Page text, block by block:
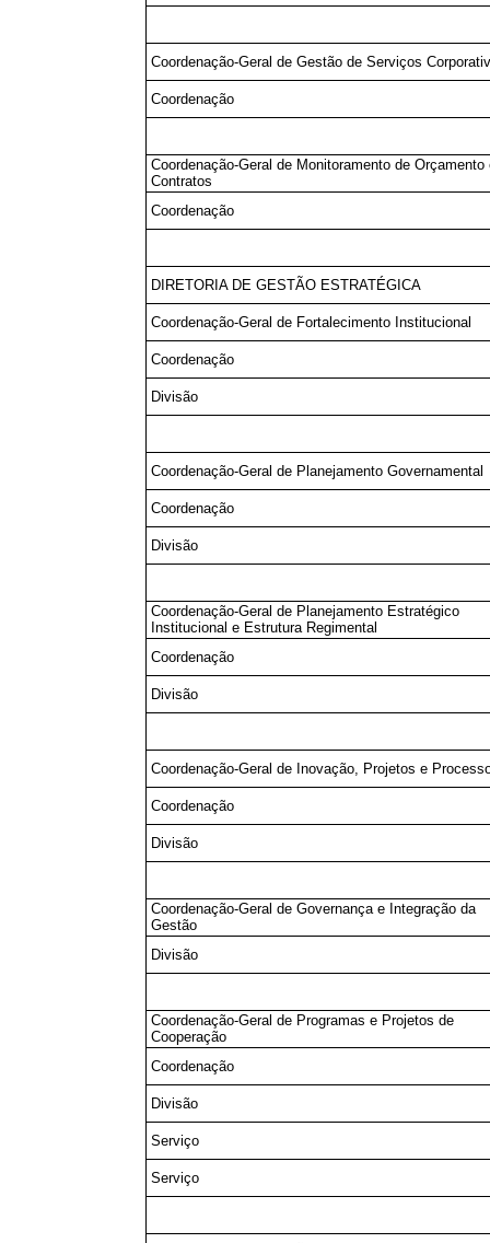
Coordenação-Geral de Gestão de Serviços
Coordenação
Coordenação-Geral de Monitoramento de Orçamento
Contratos
Coordenação
DIRETORIA DE GESTÃO ESTRATÉGICA
Coordenação-Geral de Fortalecimento Institucional
Coordenação
Divisão
Coordenação-Geral de Planejamento Governamental
Coordenação
Divisão
Coordenação-Geral de Planejamento Estratégico
Institucional e Estrutura Regimental
Coordenação
Divisão
Coordenação-Geral de Inovação, Projetos e
Coordenação
Divisão
Coordenação-Geral de Governança e Integração da
Gestão
Divisão
Coordenação-Geral de Programas e Projetos de
Cooperação
Coordenação
Divisão
Serviço
Serviço